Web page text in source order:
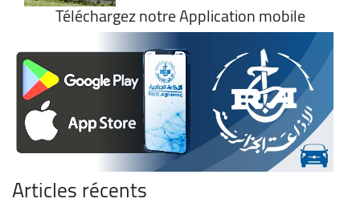
Téléchargez notre Application mobile
Articles récents